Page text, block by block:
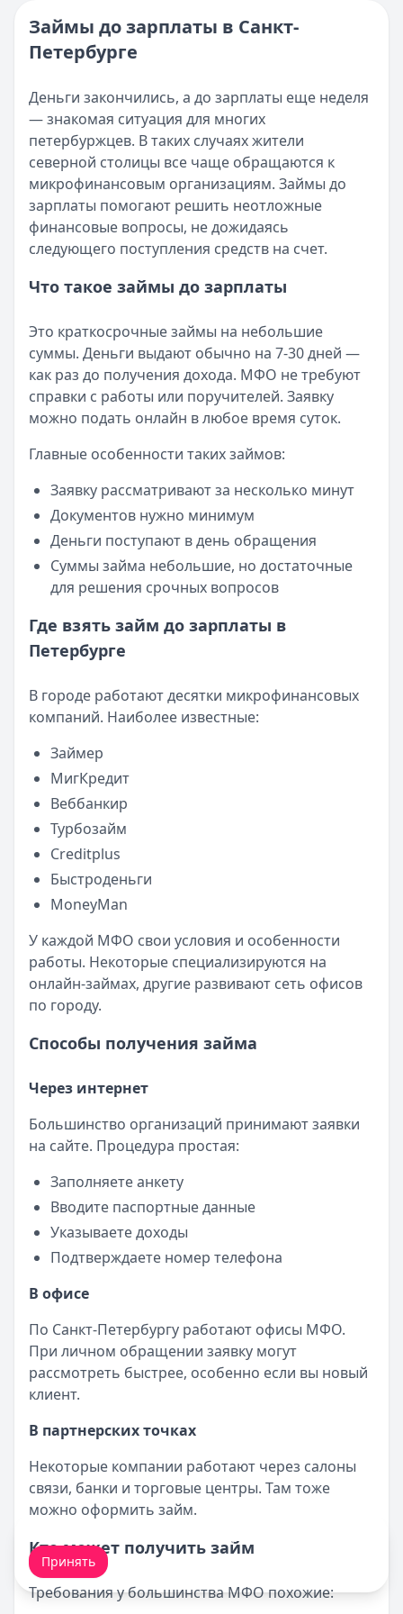
Категория:МФО и микрозаймы
Читать статью
Возврат переплаты в «Займере»: актуальная
Кратко:Разбираем, как вернуть переплату или
Категория: МФО
Читать новость
Срочный микрозайм 15 000 ₽ на карту: свежая
Кратко:Нужны 15 000 рублей на карту прямо сегодня?
Опубликовано:5 декабря 2025 г.
Категория:МФО
Читать новость
Рекордный рост доли клиентов МФО с iPhone: что
Опубликовано:5 декабря 2025 г.
Читать новость
57 сервисов микрозаймов через Госуслуги: где
Кратко: Авторизация через Госуслуги ускоряет
Опубликовано:23 ноября 2025 г.
Категория: МФО
Смс о «одобренном займе» от Bigmani Ru: как
Кратко:Пришло СМС об одобрении займа от Bigmani
Опубликовано:
Категория:МФО
Читать новость
Все новости
Займы до зарплаты в Санкт-
Петербурге
Деньги закончились, а до зарплаты еще неделя
— знакомая ситуация для многих
петербуржцев. В таких случаях жители
северной столицы все чаще обращаются к
микрофинансовым организациям. Займы до
зарплаты помогают решить неотложные
финансовые вопросы, не дожидаясь
следующего поступления средств на счет.
Что такое займы до зарплаты
Это краткосрочные займы на небольшие
суммы. Деньги выдают обычно на 7-30 дней —
как раз до получения дохода. МФО не требуют
справки с работы или поручителей. Заявку
можно подать онлайн в любое время суток.
Главные особенности таких займов:
Заявку рассматривают за несколько минут
Документов нужно минимум
Деньги поступают в день обращения
Суммы займа небольшие, но достаточные
для решения срочных вопросов
Где взять займ до зарплаты в
Петербурге
В городе работают десятки микрофинансовых
компаний. Наиболее известные:
Займер
МигКредит
Веббанкир
Турбозайм
Creditplus
Быстроденьги
MoneyMan
У каждой МФО свои условия и особенности
работы. Некоторые специализируются на
онлайн-займах, другие развивают сеть офисов
по городу.
Способы получения займа
Через интернет
Большинство организаций принимают заявки
на сайте. Процедура простая:
Заполняете анкету
Вводите паспортные данные
Указываете доходы
Подтверждаете номер телефона
В офисе
По Санкт-Петербургу работают офисы МФО.
При личном обращении заявку могут
рассмотреть быстрее, особенно если вы новый
клиент.
В партнерских точках
Некоторые компании работают через салоны
связи, банки и торговые центры. Там тоже
можно оформить займ.
Кто может получить займ
Требования у большинства МФО похожие:
Принять